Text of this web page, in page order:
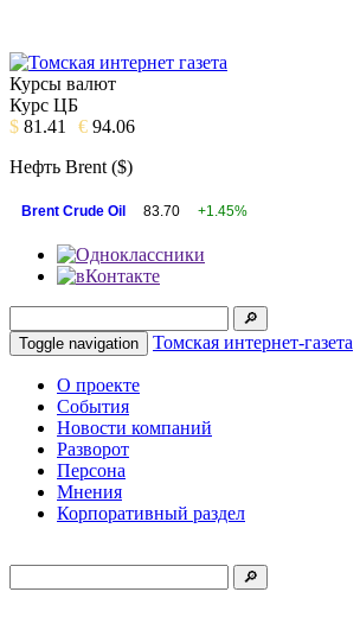
Курсы валют
Курс ЦБ
$ 81.41 € 94.06
Нефть Brent ($)
Brent Crude Oil 83.70 +1.45%
Toggle navigation Томская интернет-газета
О проекте
События
Новости компаний
Разворот
Персона
Мнения
Корпоративный раздел